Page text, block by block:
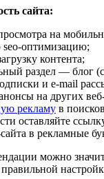
сайта:
на
seo-оптимизацию;
контента;
раздел — блог
и e-mail
на других
рекламу в
оставляйте
сайта в рекламные
можно